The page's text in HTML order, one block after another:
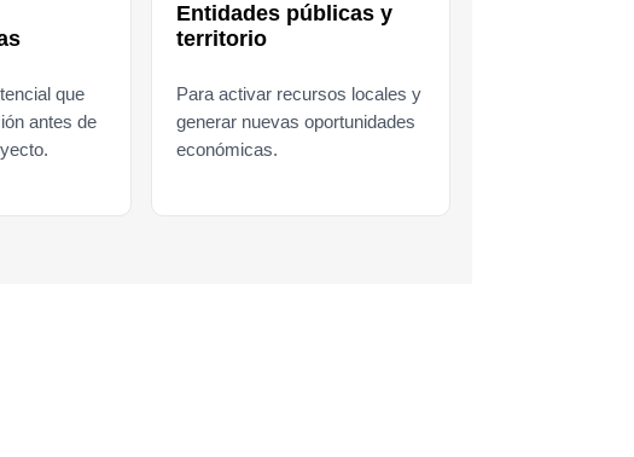
que
antes de
Entidades públicas y
territorio
Para activar recursos locales y
generar nuevas oportunidades
económicas.